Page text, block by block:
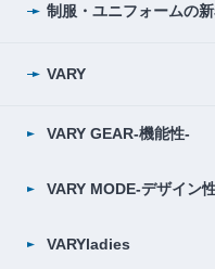
制服・ユニフォームの
VARY
VARY GEAR-機能性-
VARY MODE-デザイン
VARYladies